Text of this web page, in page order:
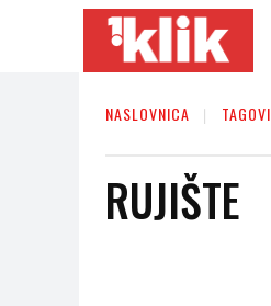
NASLOVNICA TAGOVI
RUJIŠTE